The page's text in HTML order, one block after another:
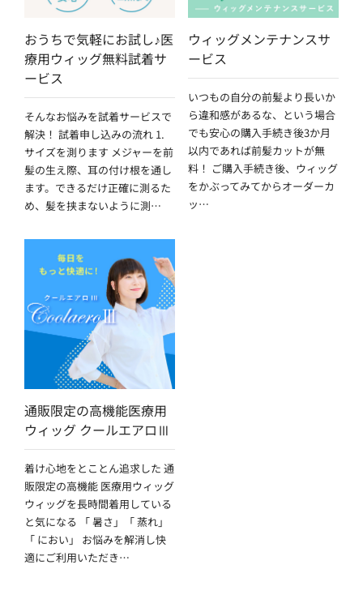
おうちで気軽にお試し♪医
療用ウィッグ無料試着サ
ービス
そんなお悩みを試着サービスで
解決！ 試着申し込みの流れ 1.
サイズを測ります メジャーを前
髪の生え際、耳の付け根を通し
ます。できるだけ正確に測るた
め、髪を挟まないように測…
ウィッグメンテナンスサ
ービス
いつもの自分の前髪より長いか
ら違和感があるな、という場合
でも安心の購入手続き後3か月
以内であれば前髪カットが無
料！ ご購入手続き後、ウィッグ
をかぶってみてからオーダーカ
ッ…
通販限定の高機能医療用
ウィッグ クールエアロⅢ
着け心地をとことん追求した 通
販限定の高機能 医療用ウィッグ
ウィッグを長時間着用している
と気になる 「 暑さ」「 蒸れ」
「 におい」 お悩みを解消し快
適にご利用いただき…